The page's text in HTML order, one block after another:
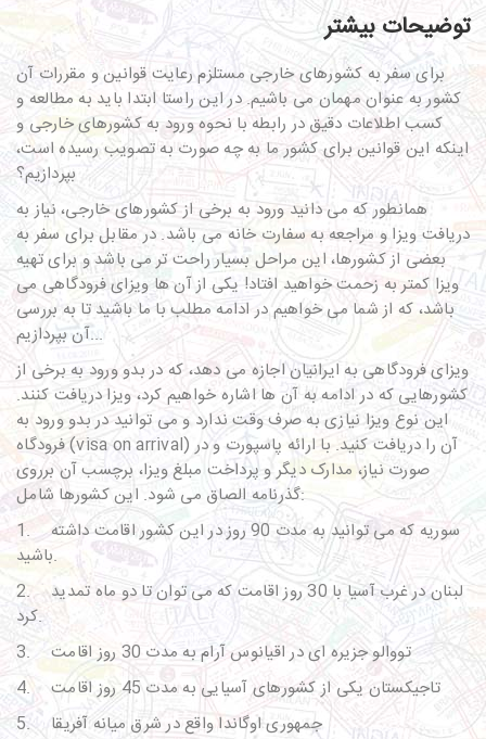
توضیحات بیشتر
برای سفر به کشورهای خارجی مستلزم رعایت قوانین و مقررات آن
کشور به عنوان مهمان می باشیم. در این راستا ابتدا باید به مطالعه و
کسب اطلاعات دقیق در رابطه با نحوه ورود به کشورهای خارجی و
اینکه این قوانین برای کشور ما به چه صورت به تصویب رسیده است،
بپردازیم؟
همانطور که می دانید ورود به برخی از کشورهای خارجی، نیاز به
دریافت ویزا و مراجعه به سفارت خانه می باشد. در مقابل برای سفر به
بعضی از کشورها، این مراحل بسیار راحت تر می باشد و برای تهیه
ویزا کمتر به زحمت خواهید افتاد! یکی از آن ها ویزای فرودگاهی می
باشد، که از شما می خواهیم در ادامه مطلب با ما باشید تا به بررسی
آن بپردازیم...
ویزای فرودگاهی به ایرانیان اجازه می دهد، که در بدو ورود به برخی از
کشورهایی که در ادامه به آن ها اشاره خواهیم کرد، ویزا دریافت کنند.
این نوع ویزا نیازی به صرف وقت ندارد و می توانید در بدو ورود به
فرودگاه (visa on arrival) آن را دریافت کنید. با ارائه پاسپورت و در
صورت نیاز، مدارک دیگر و پرداخت مبلغ ویزا، برچسب آن برروی
گذرنامه الصاق می شود. این کشورها شامل:
1.
سوریه که می توانید به مدت 90 روز در این کشور اقامت داشته
باشید.
2.
لبنان در غرب آسیا با 30 روز اقامت که می توان تا دو ماه تمدید
کرد.
3.
تووالو جزیره ای در اقیانوس آرام به مدت 30 روز اقامت
4.
تاجیکستان یکی از کشورهای آسیایی به مدت 45 روز اقامت
5.
جمهوری اوگاندا واقع در شرق میانه آفریقا